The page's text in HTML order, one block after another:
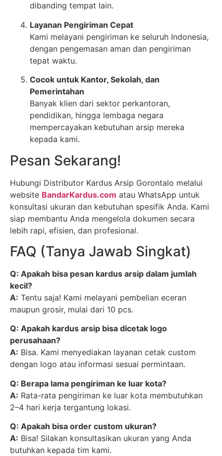
dibanding tempat lain.
Layanan Pengiriman Cepat
Kami melayani pengiriman ke seluruh Indonesia,
dengan pengemasan aman dan pengiriman
tepat waktu.
Cocok untuk Kantor, Sekolah, dan
Pemerintahan
Banyak klien dari sektor perkantoran,
pendidikan, hingga lembaga negara
mempercayakan kebutuhan arsip mereka
kepada kami.
Pesan Sekarang!
Hubungi Distributor Kardus Arsip Gorontalo melalui
website BandarKardus.com atau WhatsApp untuk
konsultasi ukuran dan kebutuhan spesifik Anda. Kami
siap membantu Anda mengelola dokumen secara
lebih rapi, efisien, dan profesional.
FAQ (Tanya Jawab Singkat)
Q: Apakah bisa pesan kardus arsip dalam jumlah
kecil?
A: Tentu saja! Kami melayani pembelian eceran
maupun grosir, mulai dari 10 pcs.
Q: Apakah kardus arsip bisa dicetak logo
perusahaan?
A: Bisa. Kami menyediakan layanan cetak custom
dengan logo atau informasi sesuai permintaan.
Q: Berapa lama pengiriman ke luar kota?
A: Rata-rata pengiriman ke luar kota membutuhkan
2–4 hari kerja tergantung lokasi.
Q: Apakah bisa order custom ukuran?
A: Bisa! Silakan konsultasikan ukuran yang Anda
butuhkan kepada tim kami.